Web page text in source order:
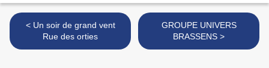
< Un soir de grand vent
Rue des orties
GROUPE UNIVERS
BRASSENS >